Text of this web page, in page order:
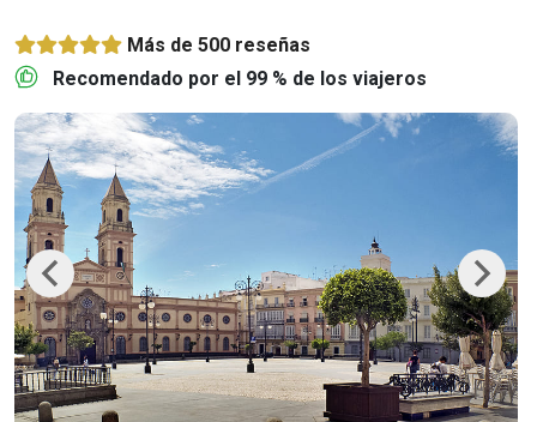
Más de 500 reseñas
Recomendado por el 99 % de los viajeros
Previous Next